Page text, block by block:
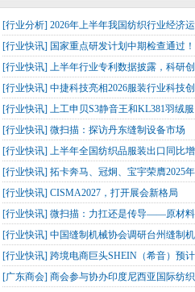
[行业分析] 2026年上半年我国纺织行业经济
[行业快讯] 国家重点研发计划中期检查通过
[行业快讯] 上半年行业专利数据披露，科研
[行业快讯] 中捷科技亮相2026服装行业科技
[行业快讯] 上工申贝S3静音王和KL381羽绒
[行业快讯] 微扫描：探访丹东缝制设备市场
[行业快讯] 上半年全国纺织品服装出口同比
[行业快讯] 拓卡奔马、冠炯、宝宇荣膺2025
[行业快讯] CISMA2027，打开展会新格局
[行业快讯] 微扫描：力扛还是传导——原材
[行业快讯] 中国缝制机械协会调研台州缝制
[行业快讯] 跨境电商巨头SHEIN（希音）预
[广东商会] 商会参与协办印度尼西亚国际纺